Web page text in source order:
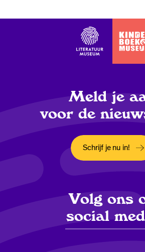
Meld je
voor de
Opent in een
Schrijf je nu in!
Volg ons
social